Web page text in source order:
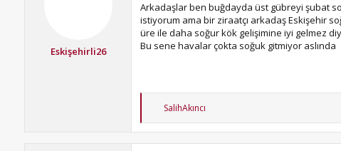
Eskişehirli26
Arkadaşlar ben buğdayda üst gübreyi şubat
istiyorum ama bir ziraatçı arkadaş Eskişehir
üre ile daha soğur kök gelişimine iyi gelmez
Bu sene havalar çokta soğuk gitmiyor aslında
T
p
SalihAkıncı